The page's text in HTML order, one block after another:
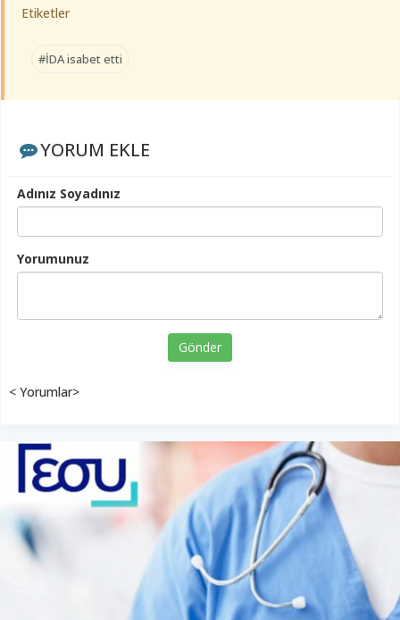
Etiketler
#İDA isabet etti
YORUM EKLE
Adınız Soyadınız
Yorumunuz
Gönder
< Yorumlar>